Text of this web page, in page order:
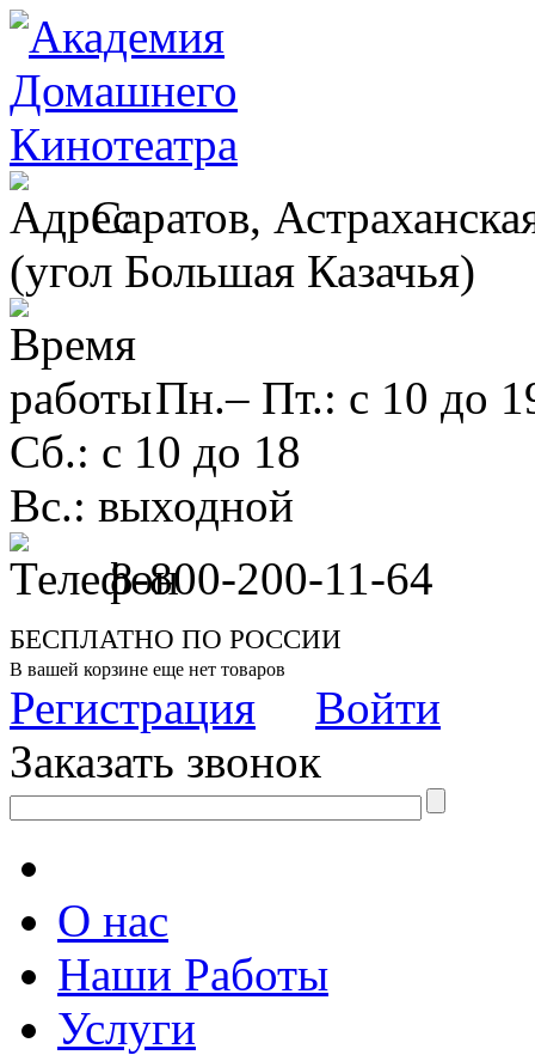
Саратов,
(угол Большая Казачья)
Пн.– Пт.: с 10 до
Сб.: с 10 до 18
Вс.: выходной
8-800-200-11-64
БЕСПЛАТНО ПО РОССИИ
В вашей корзине еще нет товаров
Регистрация
Войти
Заказать звонок
О нас
Наши Работы
Услуги